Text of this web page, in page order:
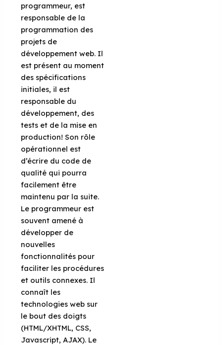
programmeur, est
responsable de la
programmation des
projets de
développement web. Il
est présent au moment
des spécifications
initiales, il est
responsable du
développement, des
tests et de la mise en
production! Son rôle
opérationnel est
d’écrire du code de
qualité qui pourra
facilement être
maintenu par la suite.
Le programmeur est
souvent amené à
développer de
nouvelles
fonctionnalités pour
faciliter les procédures
et outils connexes. Il
connaît les
technologies web sur
le bout des doigts
(HTML/XHTML, CSS,
Javascript, AJAX). Le